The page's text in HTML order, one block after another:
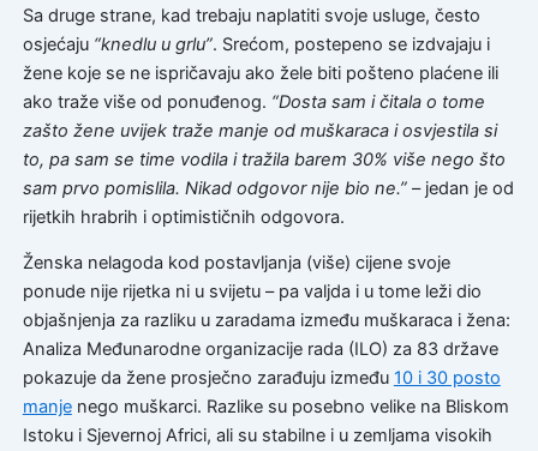
Sa druge strane, kad trebaju naplatiti svoje usluge, često
osjećaju “knedlu u grlu”. Srećom, postepeno se izdvajaju i
žene koje se ne ispričavaju ako žele biti pošteno plaćene ili
ako traže više od ponuđenog. “Dosta sam i čitala o tome
zašto žene uvijek traže manje od muškaraca i osvjestila si
to, pa sam se time vodila i tražila barem 30% više nego što
sam prvo pomislila. Nikad odgovor nije bio ne.”– jedan je od
rijetkih hrabrih i optimističnih odgovora.
Ženska nelagoda kod postavljanja (više) cijene svoje
ponude nije rijetka ni u svijetu – pa valjda i u tome leži dio
objašnjenja za razliku u zaradama između muškaraca i žena:
Analiza Međunarodne organizacije rada (ILO) za 83 države
pokazuje da žene prosječno zarađuju između 10 i 30 posto
manjenego muškarci. Razlike su posebno velike na Bliskom
Istoku i Sjevernoj Africi, ali su stabilne i u zemljama visokih